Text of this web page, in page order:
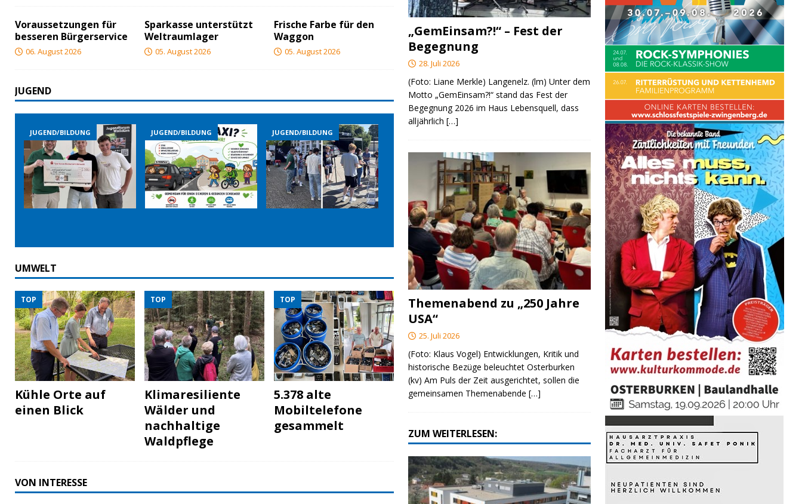
Voraussetzungen für
besseren Bürgerservice
06. August 2026
Sparkasse unterstützt
Weltraumlager
05. August 2026
Frische Farbe für den
Waggon
05. August 2026
JUGEND
JUGEND/BILDUNG JUGEND/BILDUNG JUGEND/BILDUNG
UMWELT
TOP
Kühle Orte auf
einen Blick
TOP
Klimaresiliente
Wälder und
nachhaltige
Waldpflege
TOP
5.378 alte
Mobiltelefone
gesammelt
VON INTERESSE
„GemEinsam?!“ – Fest der
Begegnung
28. Juli 2026
(Foto: Liane Merkle) Langenelz. (lm) Unter dem
Motto „GemEinsam?!“ stand das Fest der
Begegnung 2026 im Haus Lebensquell, dass
alljährlich[…]
Themenabend zu „250 Jahre
USA“
25. Juli 2026
(Foto: Klaus Vogel) Entwicklungen, Kritik und
historische Bezüge beleuchtet Osterburken
(kv) Am Puls der Zeit ausgerichtet, sollen die
gemeinsamen Themenabende[…]
ZUM WEITERLESEN: